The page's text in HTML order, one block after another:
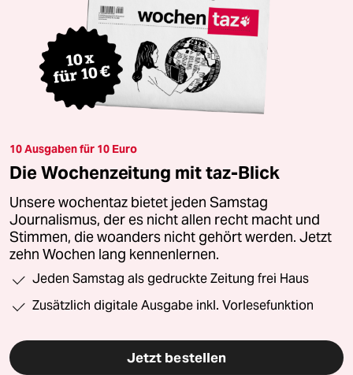
10 Ausgaben für 10 Euro
Die Wochenzeitung mit taz-Blick
Unsere wochentaz bietet jeden Samstag
Journalismus, der es nicht allen recht macht und
Stimmen, die woanders nicht gehört werden. Jetzt
zehn Wochen lang kennenlernen.
Jeden Samstag als gedruckte Zeitung frei Haus
Zusätzlich digitale Ausgabe inkl. Vorlesefunktion
Jetzt bestellen